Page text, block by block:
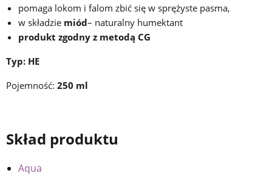
pomaga lokom i falom zbić się w sprężyste pasma,
w składzie miód– naturalny humektant
produkt zgodny z metodą CG
Typ: HE
Pojemność: 250 ml
Skład produktu
Aqua